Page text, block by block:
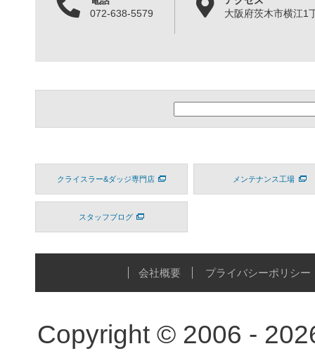
072-638-5579
大阪府茨木市横江1
クライスラー&ダッジ専門店 メンテナンス工場
スタッフブログ
会社概要 プライバシーポリシー
Copyright © 2006 -